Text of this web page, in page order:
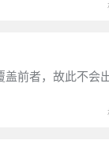
前者，故此不会